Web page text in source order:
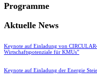
Programme
Aktuelle News
Keynote auf Einladung von
Wirtschaftspotenziale für KMUs”
Keynote auf Einladung der Energie